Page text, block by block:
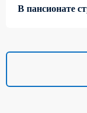
В пансионате